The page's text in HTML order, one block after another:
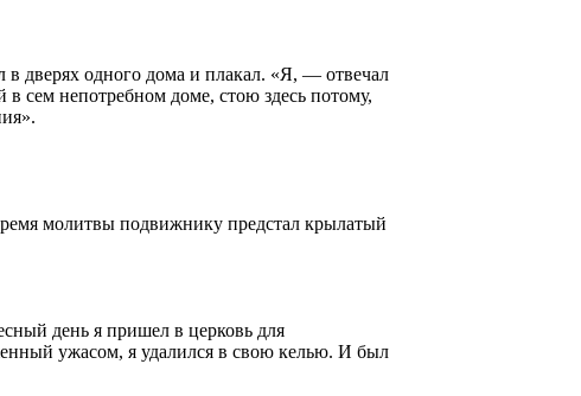
дверях одного дома и плакал. «Я, — отвечал
сем непотребном доме, стою здесь потому,
молитвы подвижнику предстал крылатый
день я пришел в церковь для
ужасом, я удалился в свою келью. И был